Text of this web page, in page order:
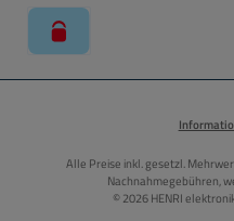
Alle Preise inkl. gesetzl.
Nachnahmegebühren,
© 2026 HENRI